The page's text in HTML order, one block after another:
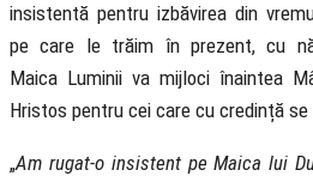
insistentă pentru izbăvirea din
pe care le trăim în prezent, cu
Maica Luminii va mijloci înaintea
Hristos pentru cei care cu credință se
„Am rugat-o insistent pe Maica lui